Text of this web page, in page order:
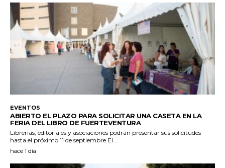
EVENTOS
ABIERTO EL PLAZO PARA SOLICITAR UNA CASETA EN LA
FERIA DEL LIBRO DE FUERTEVENTURA
Librerías, editoriales y asociaciones podrán presentar sus solicitudes
hasta el próximo 11 de septiembre El...
hace 1 día